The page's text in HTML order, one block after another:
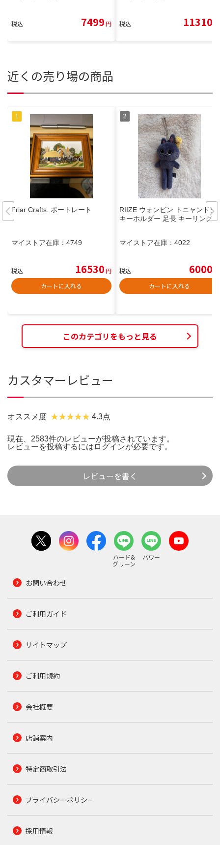
税込 7499円 税込 11310
近くの売り場の商品
Friar Crafts. ポートレート
マイストア在庫： 4749
税込 16530円
カートに入れる
RIIZE ウォンビン トニャンドク
キーホルダー 足長 キーリング
マイストア在庫： 4022
税込 6000
カートに入れる
このカテゴリをもっと見る
カスタマーレビュー
オススメ度 4.3点
現在、2583件のレビューが投稿されています。
レビューを投稿するには ログインが必要です。
レビューを書く
ハード&
グリーン
パワー
お問い合わせ
ご利用ガイド
サイトマップ
ご利用規約
会社概要
店舗案内
特定商取引法
プライバシーポリシー
採用情報